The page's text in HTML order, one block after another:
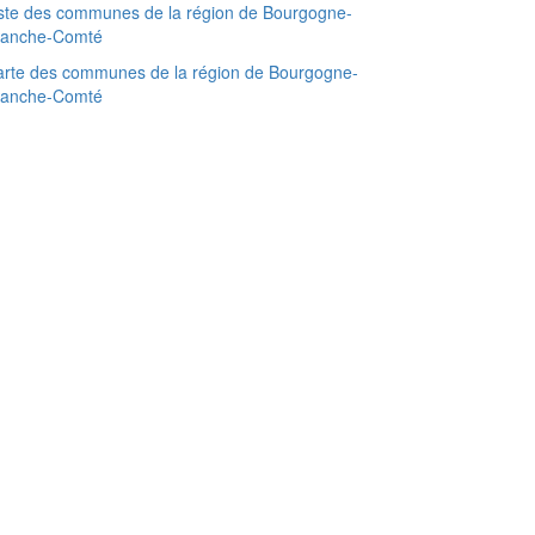
des communes de la région de Bourgogne-
Comté
des communes de la région de Bourgogne-
Comté